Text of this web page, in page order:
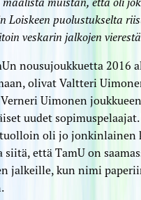
Loiskeen puolustukselta
veskarin jalkojen vierestä
nousujoukkuetta 2016
olivat Valtteri
Uimonen joukkueen
uudet sopimuspelaajat.
oli jo jonkinlainen
siitä, että TamU on
jalkeille, kun nimi